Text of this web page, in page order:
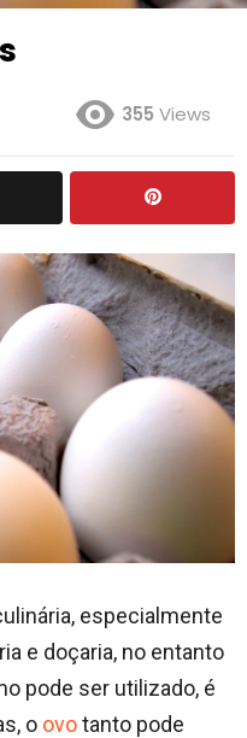
355 Views
especialmente
e doçaria, no entanto
pode ser utilizado, é
o ovotanto pode